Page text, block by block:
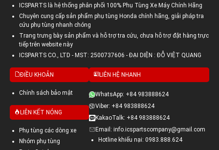
ICSPARTS là hệ thống phân phối 100% Phụ Tùng Xe Máy Chính Hãng
Chuyên cung cấp sản phẩm phụ tùng Honda chính hãng, giải pháp tra
cứu phụ tùng nhanh chóng
Trang trưng bày sản phẩm và hỗ trợ tra cứu, chưa hỗ trợ đặt hàng trực
tiếp trên website này
ICSPARTS CO., LTD - MST: 2500737606 - ĐẠI DIỆN : ĐỖ VIỆT QUANG
ĐIỀU KHOẢN
Chính sách bảo mật
LIÊN KẾT NÓNG
Phụ tùng các dòng xe
Nhóm phụ tùng
LIÊN HỆ NHANH
WhatsApp: +84 983888624
Viber: +84 983888624
KakaoTalk: +84 983888624
Email: info.icspartscompany@gmail.com
Hotline khiếu nại: 0983.888.624